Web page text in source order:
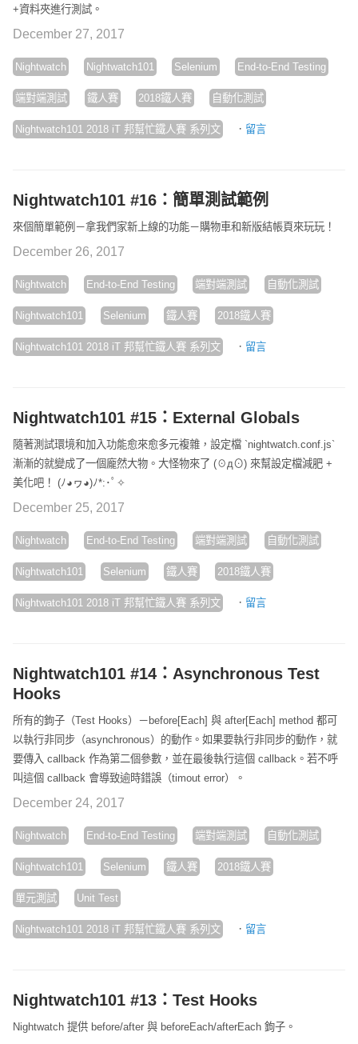
+資料夾進行測試。
December 27, 2017
Nightwatch Nightwatch101 Selenium End-to-End Testing
端對端測試 鐵人賽 2018鐵人賽 自動化測試
Nightwatch101 2018 iT 邦幫忙鐵人賽 系列文 · 留言
Nightwatch101 #16：簡單測試範例
來個簡單範例－拿我們家新上線的功能－購物車和新版結帳頁來玩玩！
December 26, 2017
Nightwatch End-to-End Testing 端對端測試 自動化測試
Nightwatch101 Selenium 鐵人賽 2018鐵人賽
Nightwatch101 2018 iT 邦幫忙鐵人賽 系列文 · 留言
Nightwatch101 #15：External Globals
隨著測試環境和加入功能愈來愈多元複雜，設定檔 `nightwatch.conf.js`
漸漸的就變成了一個龐然大物。大怪物來了 (☉д⊙) 來幫設定檔減肥 +
美化吧！ (ﾉ◕ヮ◕)ﾉ*:･ﾟ✧
December 25, 2017
Nightwatch End-to-End Testing 端對端測試 自動化測試
Nightwatch101 Selenium 鐵人賽 2018鐵人賽
Nightwatch101 2018 iT 邦幫忙鐵人賽 系列文 · 留言
Nightwatch101 #14：Asynchronous Test
Hooks
所有的鉤子（Test Hooks）－before[Each] 與 after[Each] method 都可
以執行非同步（asynchronous）的動作。如果要執行非同步的動作，就
要傳入 callback 作為第二個參數，並在最後執行這個 callback。若不呼
叫這個 callback 會導致逾時錯誤（timout error）。
December 24, 2017
Nightwatch End-to-End Testing 端對端測試 自動化測試
Nightwatch101 Selenium 鐵人賽 2018鐵人賽
單元測試 Unit Test
Nightwatch101 2018 iT 邦幫忙鐵人賽 系列文 · 留言
Nightwatch101 #13：Test Hooks
Nightwatch 提供 before/after 與 beforeEach/afterEach 鉤子。